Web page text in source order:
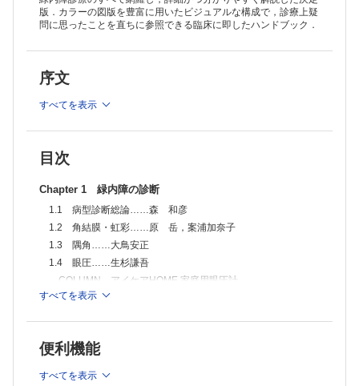
COLUMN 緑内障と高度近視に共通にみられる視神経乳頭変化
―PPA，APON，篩状板欠損
Chapter 2 緑内障の疫学と患者教育，病診連携
COLUMN 緑内障進行の関連因子としての近視
2.4 進行評価と予後……馬嶋一如，三木篤也
COLUMN アドヒアランスを測るための方法
2.6 点眼の仕方と日常生活指導……齋藤 瞳
COLUMN 緑内障に影響する可能性のある日常生活
COLUMN 緑内障手術の説明―私はこうしている
2.8 運転とロービジョン……國松志保
COLUMN 視覚障害の等級
Chapter 3 緑内障の疾患管理
3.1 広義原発開放隅角緑内障……中澤 徹
3.2 高眼圧症と前視野緑内障……中西裕子
3.3 落屑緑内障……谷戸正樹
3.4 原発閉塞隅角病……酒井 寛
3.6 小児緑内障……廣岡一行
4.1 薬物治療総論……井上俊洋
4.3 プロスタノイドEP2受容体作動薬……坂田 礼
版．カラーの図版を豊富に用いたビジュアルな構成で，診療上疑
問に思ったことを直ちに参照できる臨床に即したハンドブック．
序文
すべてを表示
目次
Chapter 1 緑内障の診断
1.1 病型診断総論……森 和彦
1.2 角結膜・虹彩……原 岳，案浦加奈子
1.3 隅角……大鳥安正
1.4 眼圧……生杉謙吾
COLUMN アイケアHOME 家庭用眼圧計
COLUMN 眼圧の正常上限は20 mmHg. .1 mmHg?
1.5.2 網膜……庄司拓平
1.5.3 乳頭出血（DH）……新田耕治
すべてを表示
便利機能
すべてを表示